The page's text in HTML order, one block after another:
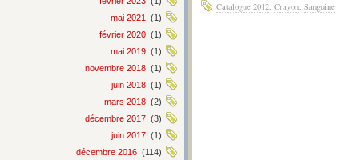
mai 2021
(1)
février 2020 (1)
mai 2019 (1)
novembre 2018 (1)
juin 2018 (1)
mars 2018 (2)
décembre 2017 (3)
juin 2017 (1)
décembre 2016 (114)
Catalogue 2012, Crayon, Sanguine